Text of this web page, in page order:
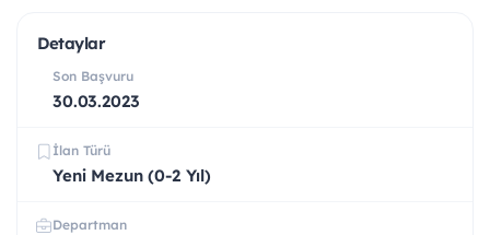
Detaylar
Son Başvuru
30.03.2023
İlan Türü
Yeni Mezun (0-2 Yıl)
Departman